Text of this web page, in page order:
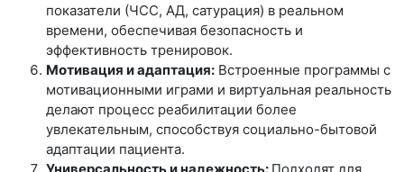
показатели (ЧСС, АД, сатурация) в реальном
времени, обеспечивая безопасность и
эффективность тренировок.
Мотивация и адаптация: Встроенные программы с
мотивационными играми и виртуальная реальность
делают процесс реабилитации более
увлекательным, способствуя социально-бытовой
адаптации пациента.
Универсальность и надежность: Подходят для